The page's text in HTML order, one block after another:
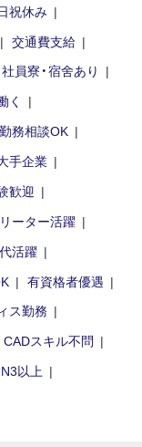
祝休み
交通費支給
社員寮・宿舍あり
く
務相談OK
手企業
歓迎
ーター活躍
活躍
有資格者優遇
ス勤務
CADスキル不問
以上